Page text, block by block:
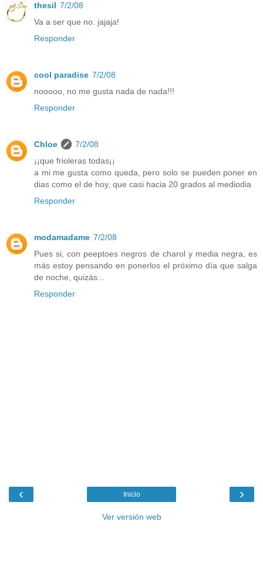
thesil 7/2/08
Va a ser que no. jajaja!
Responder
cool paradise 7/2/08
nooooo, no me gusta nada de nada!!!
Responder
Chloe
7/2/08
¡¡que frioleras todas¡¡
a mi me gusta como queda, pero solo se pueden poner en
dias como el de hoy, que casi hacia 20 grados al mediodia
Responder
modamadame 7/2/08
Pues si, con peeptoes negros de charol y media negra, es
más estoy pensando en ponerlos el próximo día que salga
de noche, quizás...
Responder
‹ ›
Inicio
Ver versión web